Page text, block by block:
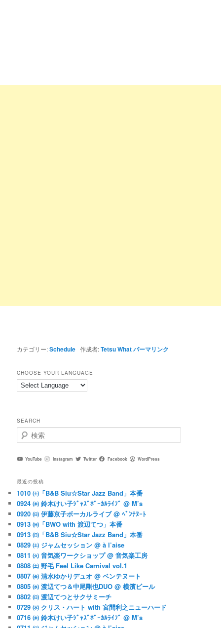
カテゴリー:Schedule 作成者:Tetsu Whatパーマリンク
CHOOSE YOUR LANGUAGE
SEARCH
検
索
YouTube Instagram Twitter Facebook WordPress
最近の投稿
1010 ㈯「B&B Siu☆Star Jazz Band」本番
0924 ㈭ 鈴木けい子ｼﾞｬｽﾞﾎﾞｰｶﾙﾗｲﾌﾞ @ M’s
0920 ㈰ 伊藤京子ボーカルライブ @ ﾍﾞﾝﾃﾇｰﾄ
0913 ㈰「BWO with 渡辺てつ」本番
0913 ㈰「B&B Siu☆Star Jazz Band」本番
0829 ㈯ ジャムセッション @ à l’aise
0811 ㈫ 音気楽ワークショップ @ 音気楽工房
0808 ㈯ 野毛 Feel Like Carnival vol.1
0807 ㈮ 清水ゆかりデュオ @ ベンテヌート
0805 ㈬ 渡辺てつ＆中尾剛也DUO @ 横濱ビール
0802 ㈰ 渡辺てつとサクサミーチ
0729 ㈬ クリス・ハート with 宮間利之ニューハード
0716 ㈭ 鈴木けい子ｼﾞｬｽﾞﾎﾞｰｶﾙﾗｲﾌﾞ @ M’s